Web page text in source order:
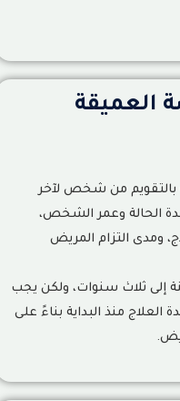
العميقة
بالتقويم من شخص لآخر
الحالة وعمر الشخص،
ومدى التزام المريض
إلى ثلاث سنوات، ولكن يجب
العلاج منذ البداية بناءً على